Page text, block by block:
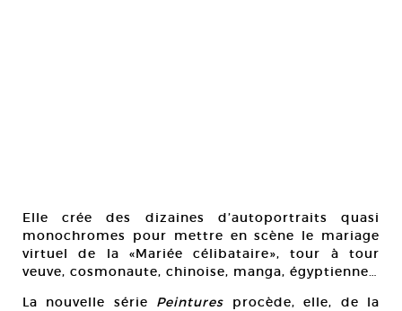
Elle crée des dizaines d’autoportraits quasi
monochromes pour mettre en scène le mariage
virtuel de la «Mariée célibataire», tour à tour
veuve, cosmonaute, chinoise, manga, égyptienne…
La nouvelle série Peintures procède, elle, de la